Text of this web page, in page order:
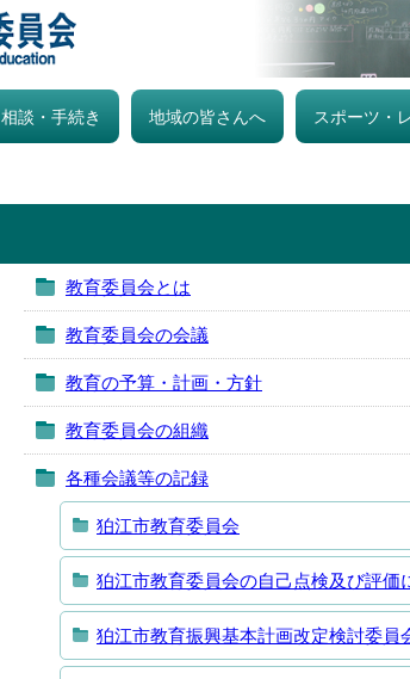
相談・手続き 地域の皆さんへ スポーツ・
教育委員会とは
教育委員会の会議
教育の予算・計画・方針
教育委員会の組織
各種会議等の記録
狛江市教育委員会
狛江市教育委員会の自己点検及び評価
狛江市教育振興基本計画改定検討委員